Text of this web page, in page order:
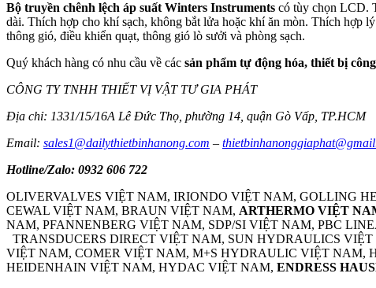
Bộ truyền chênh lệch áp suất Winters Instruments có tùy chọn LCD.
dài. Thích hợp cho khí sạch, không bắt lửa hoặc khí ăn mòn. Thích hợp
thông gió, điều khiển quạt, thông gió lò sưởi và phòng sạch.
Quý khách hàng có nhu cầu về các sản phẩm tự động hóa, thiết bị
CÔNG TY TNHH THIẾT VỊ VẬT TƯ GIA PHÁT
Địa chỉ: 1331/15/16A Lê Đức Thọ, phường 14, quận Gò Vấp, TP.HCM
Email: sales1@dailythietbinhanong.com –
Hotline/Zalo: 0932 606 722
OLIVERVALVES VIỆT NAM, IRIONDO VIỆT NAM, GOLLING
CEWAL VIỆT NAM, BRAUN VIỆT NAM, ARTHERMO VIỆT
NAM, PFANNENBERG VIỆT NAM, SDP/SI VIỆT NAM, PBC
TRANSDUCERS DIRECT VIỆT NAM, SUN HYDRAULICS
VIỆT NAM, COMER VIỆT NAM, M+S HYDRAULIC VIỆT NAM,
HEIDENHAIN VIỆT NAM, HYDAC VIỆT NAM, ENDRESS